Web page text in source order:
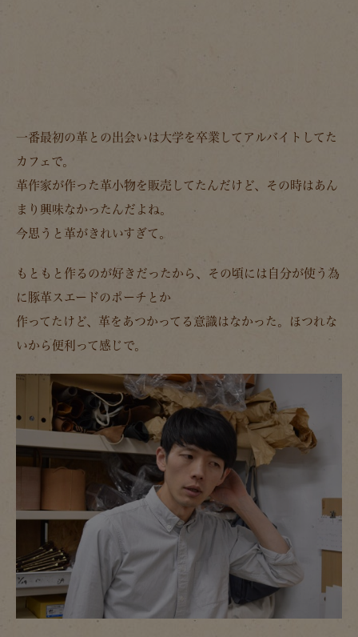
一番最初の革との出会いは大学を卒業してアルバイトしてた
カフェで。
革作家が作った革小物を販売してたんだけど、その時はあん
まり興味なかったんだよね。
今思うと革がきれいすぎて。
もともと作るのが好きだったから、その頃には自分が使う為
に豚革スエードのポーチとか
作ってたけど、革をあつかってる意識はなかった。ほつれな
いから便利って感じで。